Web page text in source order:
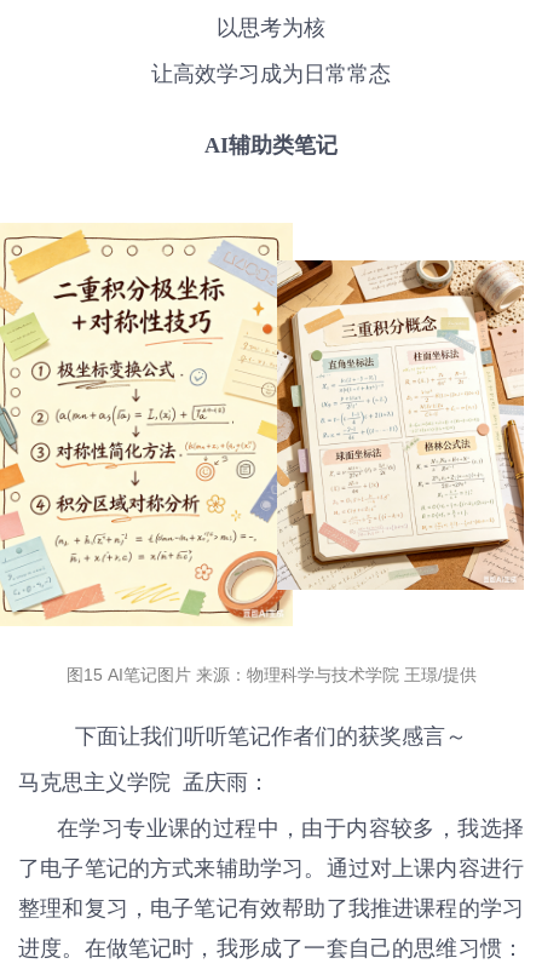
以思考为核
让高效学习成为日常常态
AI辅助类笔记
图15 AI笔记图片 来源：物理科学与技术学院 王璟/提供
下面让我们听听笔记作者们的获奖感言～
马克思主 义学院 孟庆雨：
在学习专业课的过程中，由于内容较多，我选择
了电子笔记的方式来辅助学习。通过对上课内容进行
整理和复习，电子笔记有效帮助了我推进课程的学习
进度。在做笔记时，我形成了一套自己的思维习惯：